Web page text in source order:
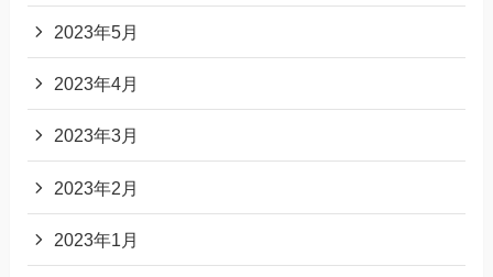
2023年5月
2023年4月
2023年3月
2023年2月
2023年1月